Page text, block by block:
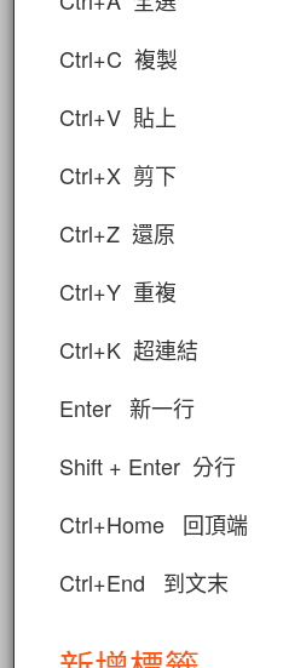
Ctrl+C 複製
Ctrl+V 貼上
Ctrl+X 剪下
Ctrl+Z 還原
Ctrl+Y 重複
Ctrl+K 超連結
Enter 新一行
Shift + Enter 分行
Ctrl+Home 回頂端
Ctrl+End 到文末